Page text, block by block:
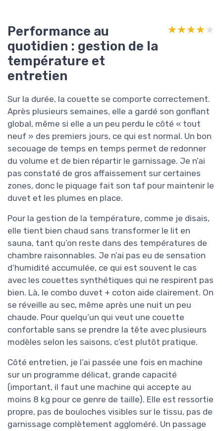
Performance au
quotidien : gestion de la
température et
entretien
★★★★★
★★★★★
Sur la durée, la couette se comporte correctement.
Après plusieurs semaines, elle a gardé son gonflant
global, même si elle a un peu perdu le côté « tout
neuf » des premiers jours, ce qui est normal. Un bon
secouage de temps en temps permet de redonner
du volume et de bien répartir le garnissage. Je n’ai
pas constaté de gros affaissement sur certaines
zones, donc le piquage fait son taf pour maintenir le
duvet et les plumes en place.
Pour la gestion de la température, comme je disais,
elle tient bien chaud sans transformer le lit en
sauna, tant qu’on reste dans des températures de
chambre raisonnables. Je n’ai pas eu de sensation
d’humidité accumulée, ce qui est souvent le cas
avec les couettes synthétiques qui ne respirent pas
bien. Là, le combo duvet + coton aide clairement. On
se réveille au sec, même après une nuit un peu
chaude. Pour quelqu’un qui veut une couette
confortable sans se prendre la tête avec plusieurs
modèles selon les saisons, c’est plutôt pratique.
Côté entretien, je l’ai passée une fois en machine
sur un programme délicat, grande capacité
(important, il faut une machine qui accepte au
moins 8 kg pour ce genre de taille). Elle est ressortie
propre, pas de bouloches visibles sur le tissu, pas de
garnissage complètement aggloméré. Un passage